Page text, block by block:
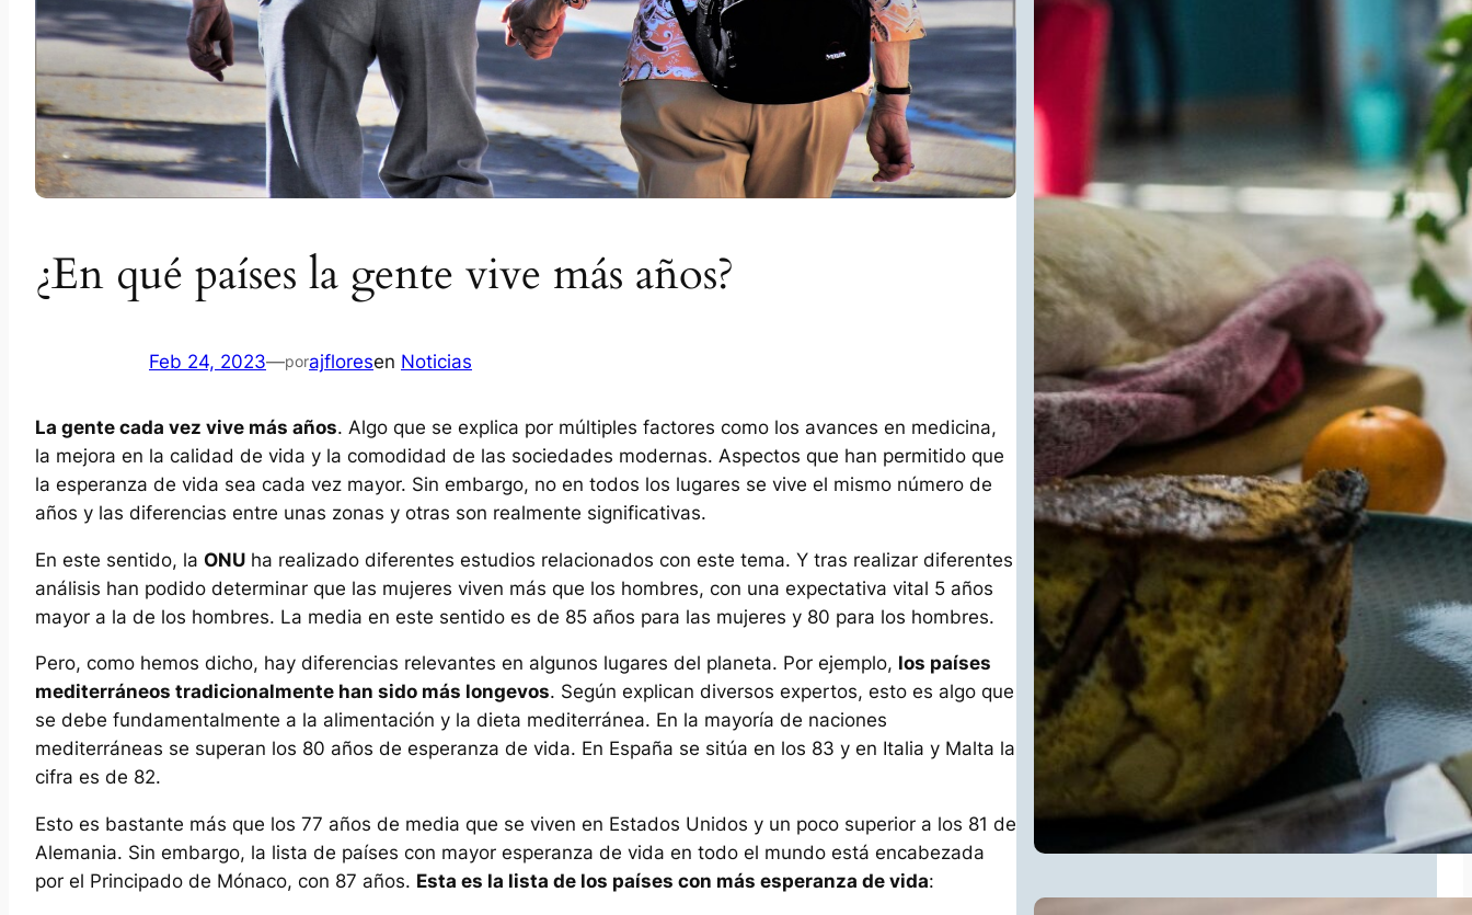
¿En qué países la gente vive más años?
Feb 24, 2023—porajfloresen Noticias
La gente cada vez vive más años. Algo que se explica por múltiples factores como los avances en medicina,
la mejora en la calidad de vida y la comodidad de las sociedades modernas. Aspectos que han permitido que
la esperanza de vida sea cada vez mayor. Sin embargo, no en todos los lugares se vive el mismo número de
años y las diferencias entre unas zonas y otras son realmente significativas.
En este sentido, la ONU ha realizado diferentes estudios relacionados con este tema. Y tras realizar diferentes
análisis han podido determinar que las mujeres viven más que los hombres, con una expectativa vital 5 años
mayor a la de los hombres. La media en este sentido es de 85 años para las mujeres y 80 para los hombres.
Pero, como hemos dicho, hay diferencias relevantes en algunos lugares del planeta. Por ejemplo, los países
mediterráneos tradicionalmente han sido más longevos. Según explican diversos expertos, esto es algo que
se debe fundamentalmente a la alimentación y la dieta mediterránea. En la mayoría de naciones
mediterráneas se superan los 80 años de esperanza de vida. En España se sitúa en los 83 y en Italia y Malta la
cifra es de 82.
Esto es bastante más que los 77 años de media que se viven en Estados Unidos y un poco superior a los 81 de
Alemania. Sin embargo, la lista de países con mayor esperanza de vida en todo el mundo está encabezada
por el Principado de Mónaco, con 87 años. Esta es la lista de los países con más esperanza de vida: